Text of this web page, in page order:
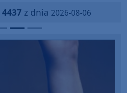
4437z dnia 2026-08-06